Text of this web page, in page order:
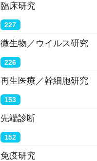
臨床研究
227
微生物／ウイルス研究
226
再生医療／幹細胞研究
153
先端診断
152
免疫研究